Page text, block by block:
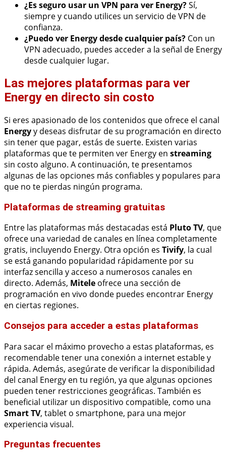
¿Es seguro usar un VPN para ver Energy?Sí,
siempre y cuando utilices un servicio de VPN de
confianza.
¿Puedo ver Energy desde cualquier país? Con un
VPN adecuado, puedes acceder a la señal de Energy
desde cualquier lugar.
Las mejores plataformas para ver
Energy en directo sin costo
Si eres apasionado de los contenidos que ofrece el canal
Energyy deseas disfrutar de su programación en directo
sin tener que pagar, estás de suerte. Existen varias
plataformas que te permiten ver Energy en streaming
sin costo alguno. A continuación, te presentamos
algunas de las opciones más confiables y populares para
que no te pierdas ningún programa.
Plataformas de streaming gratuitas
Entre las plataformas más destacadas está Pluto TV, que
ofrece una variedad de canales en línea completamente
gratis, incluyendo Energy. Otra opción es Tivify, la cual
se está ganando popularidad rápidamente por su
interfaz sencilla y acceso a numerosos canales en
directo. Además, Mitele ofrece una sección de
programación en vivo donde puedes encontrar Energy
en ciertas regiones.
Consejos para acceder a estas plataformas
Para sacar el máximo provecho a estas plataformas, es
recomendable tener una conexión a internet estable y
rápida. Además, asegúrate de verificar la disponibilidad
del canal Energy en tu región, ya que algunas opciones
pueden tener restricciones geográficas. También es
beneficial utilizar un dispositivo compatible, como una
Smart TV, tablet o smartphone, para una mejor
experiencia visual.
Preguntas frecuentes